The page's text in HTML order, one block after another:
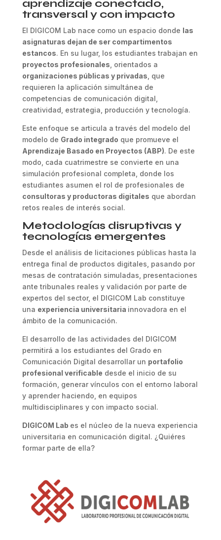
aprendizaje conectado,
transversal y con impacto
El DIGICOM Lab nace como un espacio donde las
asignaturas dejan de ser compartimentos
estancos. En su lugar, los estudiantes trabajan en
proyectos profesionales , orientados a
organizaciones públicas y privadas , que
requieren la aplicación simultánea de
competencias de comunicación digital,
creatividad, estrategia, producción y tecnología.
Este enfoque se articula a través del modelo del
modelo de Grado integrado que promueve el
Aprendizaje Basado en Proyectos (ABP). De este
modo, cada cuatrimestre se convierte en una
simulación profesional completa, donde los
estudiantes asumen el rol de profesionales de
consultoras y productoras digitales que abordan
retos reales de interés social.
Metodologías disruptivas y
tecnologías emergentes
Desde el análisis de licitaciones públicas hasta la
entrega final de productos digitales, pasando por
mesas de contratación simuladas, presentaciones
ante tribunales reales y validación por parte de
expertos del sector, el DIGICOM Lab constituye
una experiencia universitaria innovadora en el
ámbito de la comunicación.
El desarrollo de las actividades del DIGICOM
permitirá a los estudiantes del Grado en
Comunicación Digital desarrollar un portafolio
profesional verificable desde el inicio de su
formación, generar vínculos con el entorno laboral
y aprender haciendo, en equipos
multidisciplinares y con impacto social.
DIGICOM Lab es el núcleo de la nueva experiencia
universitaria en comunicación digital. ¿Quiéres
formar parte de ella?